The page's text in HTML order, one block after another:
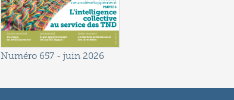
Numéro 657 - juin 2026